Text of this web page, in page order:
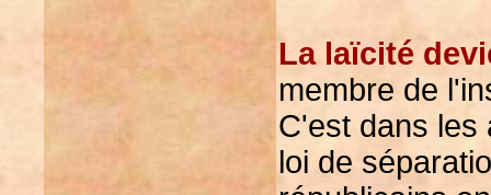
La laïcité
membre de
C'est dans les
loi de